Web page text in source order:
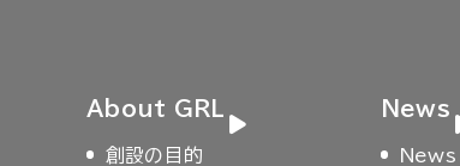
About GRL
創設の目的
News
News